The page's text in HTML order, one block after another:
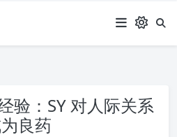
验：SY 对人际关系
良药